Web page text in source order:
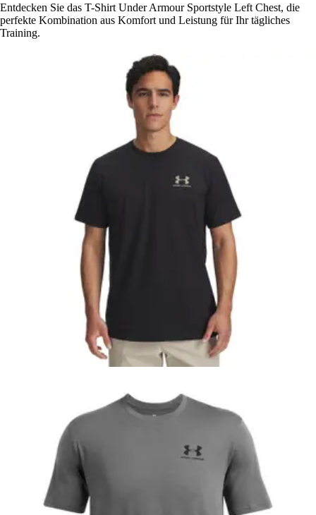
Entdecken Sie das T-Shirt Under Armour Sportstyle Left Chest, die
perfekte Kombination aus Komfort und Leistung für Ihr tägliches
Training.